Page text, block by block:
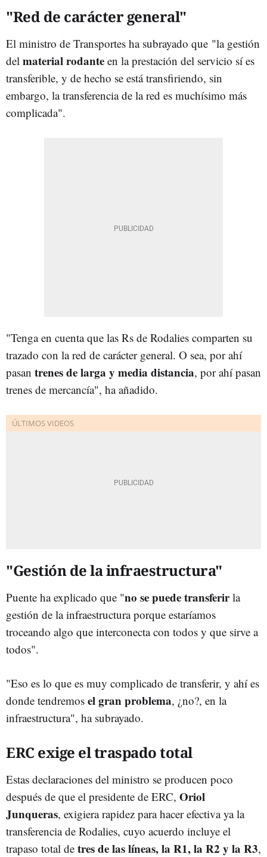
"Red de carácter general"
El ministro de Transportes ha subrayado que "la gestión
del material rodante en la prestación del servicio sí es
transferible, y de hecho se está transfiriendo, sin
embargo, la transferencia de la red es muchísimo más
complicada".
"Tenga en cuenta que las Rs de Rodalies comparten su
trazado con la red de carácter general. O sea, por ahí
pasan trenes de larga y media distancia, por ahí pasan
trenes de mercancía", ha añadido.
"Gestión de la infraestructura"
Puente ha explicado que "no se puede transferirla
gestión de la infraestructura porque estaríamos
troceando algo que interconecta con todos y que sirve a
todos".
"Eso es lo que es muy complicado de transferir, y ahí es
donde tendremos el gran problema, ¿no?, en la
infraestructura", ha subrayado.
ERC exige el traspado total
Estas declaraciones del ministro se producen poco
después de que el presidente de ERC, Oriol
Junqueras, exigiera rapidez para hacer efectiva ya la
transferencia de Rodalies, cuyo acuerdo incluye el
trapaso total de tres de las líneas, la R1, la R2 y la R3,